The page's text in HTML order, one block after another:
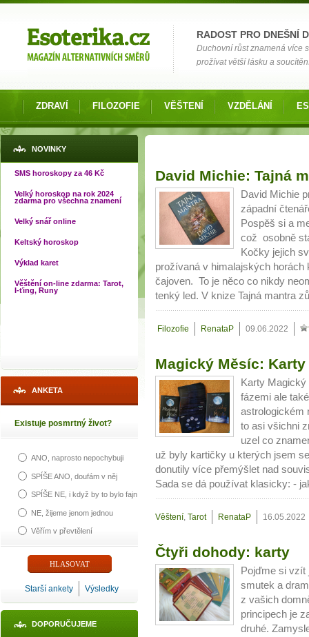
RADOST PRO DNEŠNÍ
Duchovní růst znamená více
prožívat větší lásku a
ZDRAVÍ FILOZOFIE VĚŠTENÍ VZDĚLÁNÍ
NOVINKY
SMS horoskopy za 46 Kč
Velký horoskop na rok 2024
zdarma pro všechna znamení
Velký snář online
Keltský horoskop
Výklad karet
Věštění on-line zdarma: Tarot,
I-ťing, Runy
ANKETA
Existuje posmrtný život?
ANO, naprosto nepochybuji
SPÍŠE ANO, doufám v něj
SPÍŠE NE, i když by to bylo fajn
NE, žijeme jenom jednou
Věřím v převtělení
Starší ankety Výsledky
DOPORUČUJEME
David Michie: Tajná
David Michie
západní
Pospěš si a
což osobně
Kočky jejich
prožívaná v himalajských
čajoven. To je něco co nikdy
tenký led. V knize Tajná mantra
Filozofie RenataP 09.06.2022
Magický Měsíc:
Karty
fázemi ale
astrologickém
to asi všichni
uzel co
už byly kartičky u kterých jsem
donutily více přemýšlet nad
Sada se dá používat klasicky: -
Věštení, Tarot RenataP 16.05.2022
Čtyři dohody: karty
Pojďme si vzít
smutek a
z vašich
principech je
druhé.